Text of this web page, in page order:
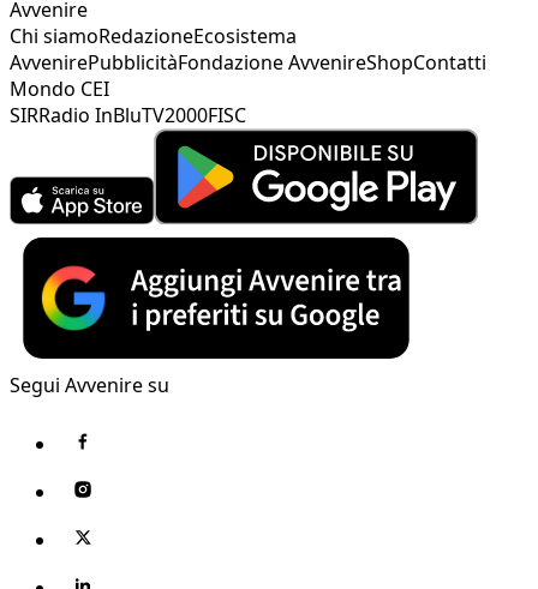
Avvenire
Chi siamoRedazioneEcosistema
AvvenirePubblicitàFondazione AvvenireShopContatti
Mondo CEI
SIRRadio InBluTV2000FISC
Segui Avvenire su